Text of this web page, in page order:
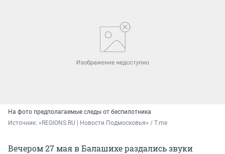
На фото предполагаемые следы от беспилотника
Источник: «REGIONS.RU | Новости Подмосковья» / T.me
Вечером 27 мая в Балашихе раздались звуки